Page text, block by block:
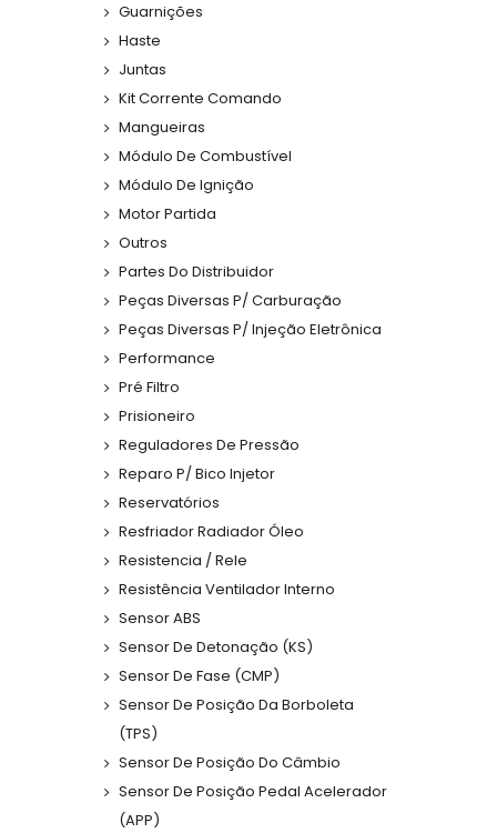
Guarnições
Haste
Juntas
Kit Corrente Comando
Mangueiras
Módulo De Combustível
Módulo De Ignição
Motor Partida
Outros
Partes Do Distribuidor
Peças Diversas P/ Carburação
Peças Diversas P/ Injeção Eletrônica
Performance
Pré Filtro
Prisioneiro
Reguladores De Pressão
Reparo P/ Bico Injetor
Reservatórios
Resfriador Radiador Óleo
Resistencia / Rele
Resistência Ventilador Interno
Sensor ABS
Sensor De Detonação (KS)
Sensor De Fase (CMP)
Sensor De Posição Da Borboleta
(TPS)
Sensor De Posição Do Câmbio
Sensor De Posição Pedal Acelerador
(APP)